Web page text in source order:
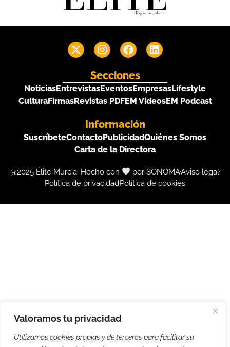
Valoramos tu privacidad
Utilizamos cookies propias y de terceros para facilitar su
Secciones
NoticiasEntrevistasEventosEmpresasLifestyle
CulturaFirmasRevistas PDFEM VideosEM Podcast
Información
SuscríbeteContactoPublicidadQuiénes Somos
Carta de la Directora
@2025 Élite Murcia. Hecho con por SONOMAAviso legal
Política de privacidadPolítica de cookies